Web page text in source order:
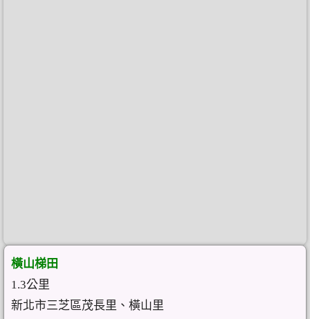
橫山梯田
1.3公里
新北市三芝區茂長里、橫山里